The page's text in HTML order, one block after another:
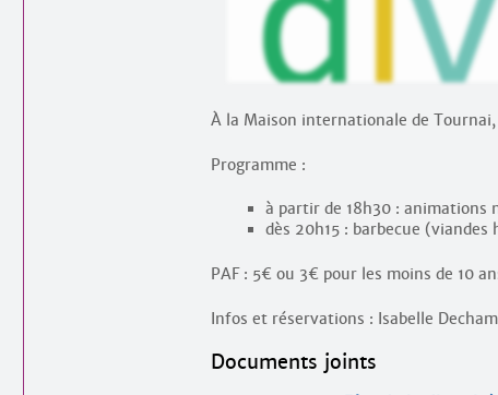
À la Maison internationale de Tournai,
Programme :
à partir de 18h30 : animations
dès 20h15 : barbecue (viandes
PAF : 5€ ou 3€ pour les moins de 10
Infos et réservations : Isabelle
Documents joints